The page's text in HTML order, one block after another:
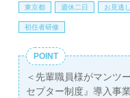
東京都 週休二日 お見逃
初任者研修
POINT
＜先輩職員様がマンツ
セプター制度』導入事